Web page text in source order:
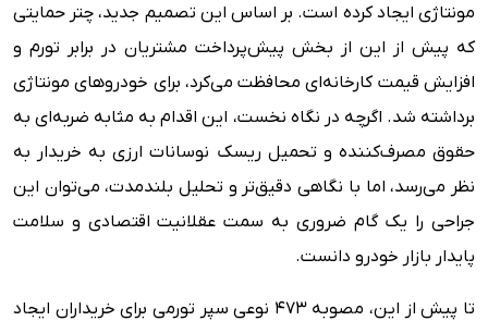
مونتاژی ایجاد کرده است. بر اساس این تصمیم جدید، چتر حمایتی
که پیش از این از بخش پیش‌پرداخت مشتریان در برابر تورم و
افزایش قیمت کارخانه‌ای محافظت می‌کرد، برای خودروهای مونتاژی
برداشته شد. اگرچه در نگاه نخست، این اقدام به مثابه ضربه‌ای به
حقوق مصرف‌کننده و تحمیل ریسک نوسانات ارزی به خریدار به
نظر می‌رسد، اما با نگاهی دقیق‌تر و تحلیل بلندمدت، می‌توان این
جراحی را یک گام ضروری به سمت عقلانیت اقتصادی و سلامت
پایدار بازار خودرو دانست.
تا پیش از این، مصوبه ۴۷۳ نوعی سپر تورمی برای خریداران ایجاد